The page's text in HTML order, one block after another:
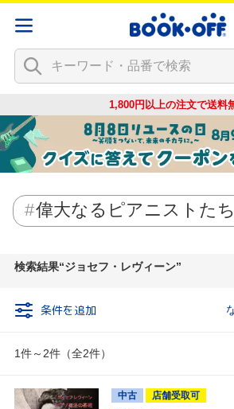
1,800円以上の注文で送料
偉大なるピアニストたち
検索結果 ジョセフ・レヴィーン
条件を追加
1件～2件（全2件）
中古
店舗受取可